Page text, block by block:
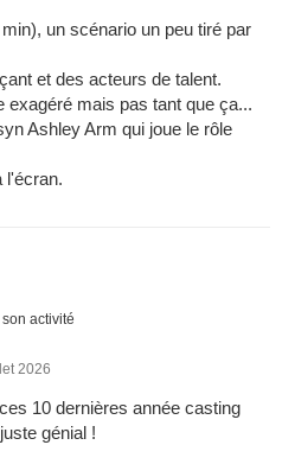
un scénario un peu tiré par
et des acteurs de talent.
mais pas tant que ça...
Ashley Arm qui joue le rôle
l'écran.
activité
2026
10 dernières année casting
génial !